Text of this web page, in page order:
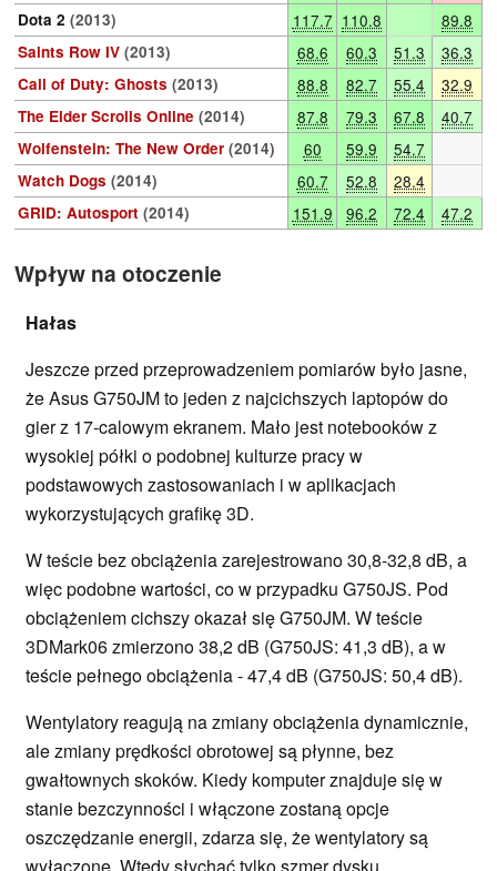
Dota 2 (2013) 117.7 110.8 89.8
Saints Row IV (2013) 68.6 60.3 51.3 36.3
Call of Duty: Ghosts (2013) 88.8 82.7 55.4 32.9
The Elder Scrolls Online (2014) 87.8 79.3 67.8 40.7
Wolfenstein: The New Order (2014) 60 59.9 54.7
Watch Dogs (2014) 60.7 52.8 28.4
GRID: Autosport (2014) 151.9 96.2 72.4 47.2
Wpływ na otoczenie
Hałas
Jeszcze przed przeprowadzeniem pomiarów było jasne,
że Asus G750JM to jeden z najcichszych laptopów do
gier z 17-calowym ekranem. Mało jest notebooków z
wysokiej półki o podobnej kulturze pracy w
podstawowych zastosowaniach i w aplikacjach
wykorzystujących grafikę 3D.
W teście bez obciążenia zarejestrowano 30,8-32,8 dB, a
więc podobne wartości, co w przypadku G750JS. Pod
obciążeniem cichszy okazał się G750JM. W teście
3DMark06 zmierzono 38,2 dB (G750JS: 41,3 dB), a w
teście pełnego obciążenia - 47,4 dB (G750JS: 50,4 dB).
Wentylatory reagują na zmiany obciążenia dynamicznie,
ale zmiany prędkości obrotowej są płynne, bez
gwałtownych skoków. Kiedy komputer znajduje się w
stanie bezczynności i włączone zostaną opcje
oszczędzanie energii, zdarza się, że wentylatory są
wyłączone. Wtedy słychać tylko szmer dysku.